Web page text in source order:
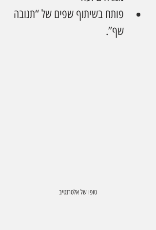
פותח בשיתוף שפים של “תנובה
שף”.
טופו של אלטרנטיב